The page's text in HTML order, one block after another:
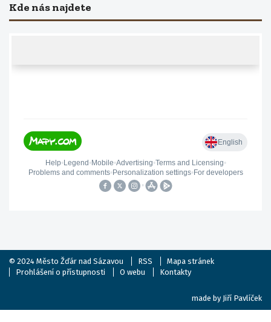
Kde nás najdete
© 2024 Město Žďár nad Sázavou RSS
Mapa stránek
Prohlášení o přístupnosti
O webu Kontakty
made by Jiří Pavlíček